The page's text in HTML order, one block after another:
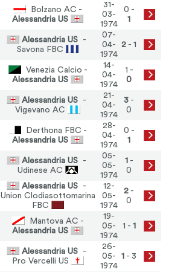
Bolzano AC -
Alessandria US
31-
03-
1974
0 -
1
Alessandria US -
Savona FBC
07-
04-
1974
2 - 1
Venezia Calcio -
Alessandria US
14-
04-
1974
1 -
0
Alessandria US -
Vigevano AC
21-
04-
1974
3 -
0
Derthona FBC -
Alessandria US
28-
04-
1974
0 -
1
Alessandria US -
Udinese AC
05-
05-
1974
1 -
0
Alessandria US -
Union Clodiasottomarina
FBC
12-
05-
1974
2 -
0
Mantova AC -
Alessandria US
19-
05-
1974
1 - 1
Alessandria US -
Pro Vercelli US
26-
05-
1974
1 - 3